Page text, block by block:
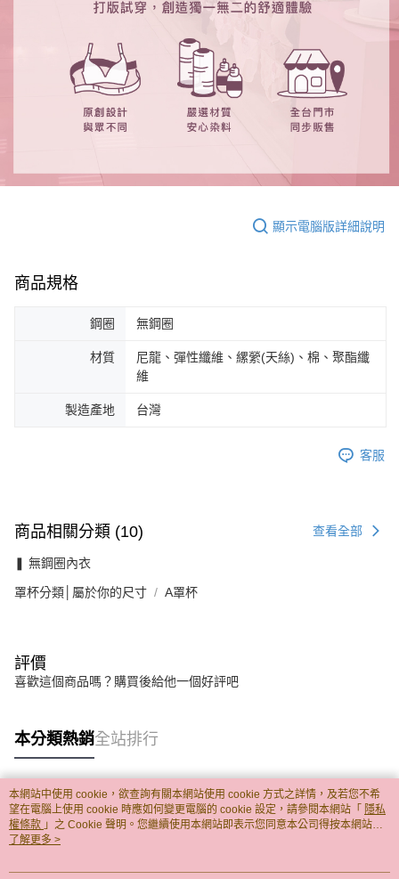
顯示電腦版詳細說明
商品規格
鋼圈 無鋼圈
材質
尼龍、彈性纖維、縲縈(天絲)、棉、聚酯纖
維
製造產地 台灣
客服
商品相關分類 (10) 查看全部
❚ 無鋼圈內衣
罩杯分類│屬於你的尺寸 A罩杯
評價
喜歡這個商品嗎？購買後給他一個好評吧
本分類熱銷全站排行
熱門標籤
本網站中使用 cookie，欲查詢有關本網站使用 cookie 方式之詳情，及若您不希
望在電腦上使用 cookie 時應如何變更電腦的 cookie 設定，請參閱本網站「 隱私
權條款 」之 Cookie 聲明。您繼續使用本網站即表示您同意本公司得按本網站使
用條款之 Cookie 聲明使用 cookie。
了解更多 >